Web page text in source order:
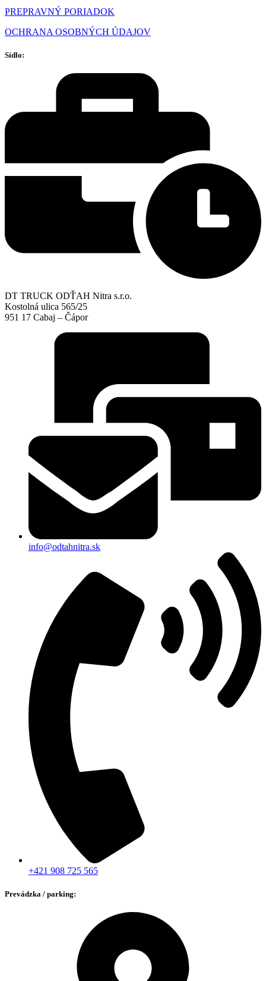
PREPRAVNÝ PORIADOK
OCHRANA OSOBNÝCH ÚDAJOV
Sídlo:
DT TRUCK ODŤAH Nitra s.r.o.
Kostolná ulica 565/25
951 17 Cabaj – Čápor
info@odtahnitra.sk
+421 908 725 565
Prevádzka / parking: